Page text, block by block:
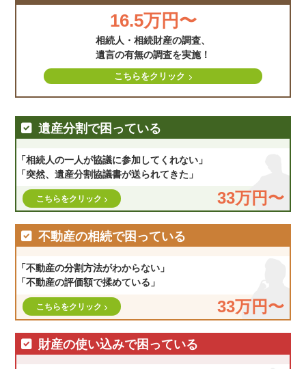
16.5万円〜
相続人・相続財産の調査、
遺言の有無の調査を実施！
こちらをクリック
遺産分割で困っている
「相続人の一人が協議に参加してくれない」
「突然、遺産分割協議書が送られてきた」
33万円〜
こちらをクリック
不動産の相続で困っている
「不動産の分割方法がわからない」
「不動産の評価額で揉めている」
33万円〜
こちらをクリック
財産の使い込みで困っている